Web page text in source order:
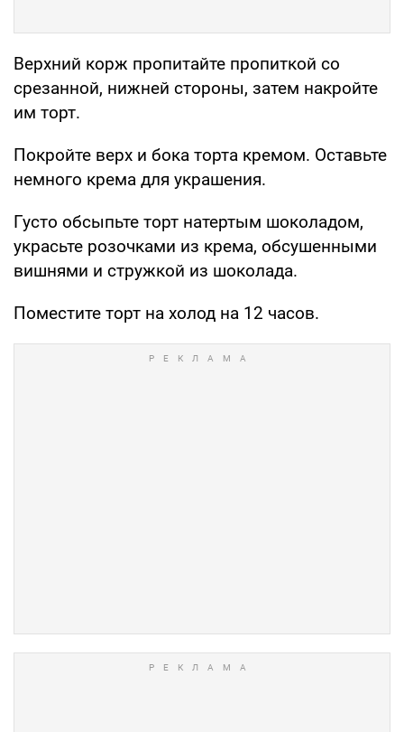
Верхний корж пропитайте пропиткой со
срезанной, нижней стороны, затем накройте
им торт.
Покройте верх и бока торта кремом. Оставьте
немного крема для украшения.
Густо обсыпьте торт натертым шоколадом,
украсьте розочками из крема, обсушенными
вишнями и стружкой из шоколада.
Поместите торт на холод на 12 часов.